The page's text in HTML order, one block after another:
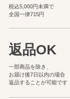
税込5,000円未満で
全国一律715円
返品OK
一部商品を除き、
お届け後7日以内の場合
返品することが可能です